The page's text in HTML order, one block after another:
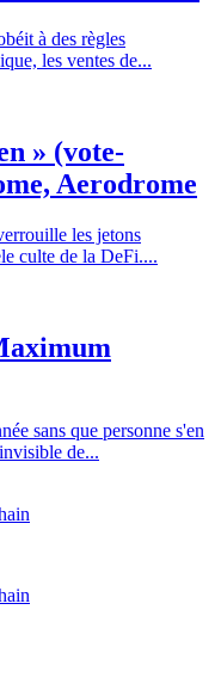
à des règles
les ventes de...
» (vote-
Aerodrome
les jetons
culte de la DeFi....
sans que personne s'en
de...